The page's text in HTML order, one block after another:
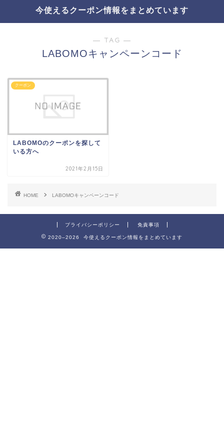
今使えるクーポン情報をまとめています
― TAG ―
LABOMOキャンペーンコード
クーポン
LABOMOのクーポンを探して
いる方へ
2021年2月15日
HOME LABOMOキャンペーンコード
プライバシーポリシー 免責事項
2020–2026 今使えるクーポン情報をまとめています